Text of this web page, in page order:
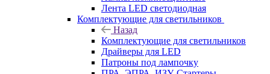
Лента LED светодиодная
Комплектующие для светильников
Назад
Комплектующие для светильников
Драйверы для LED
Патроны под лампочку